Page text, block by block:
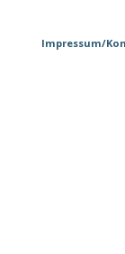
Impressum/